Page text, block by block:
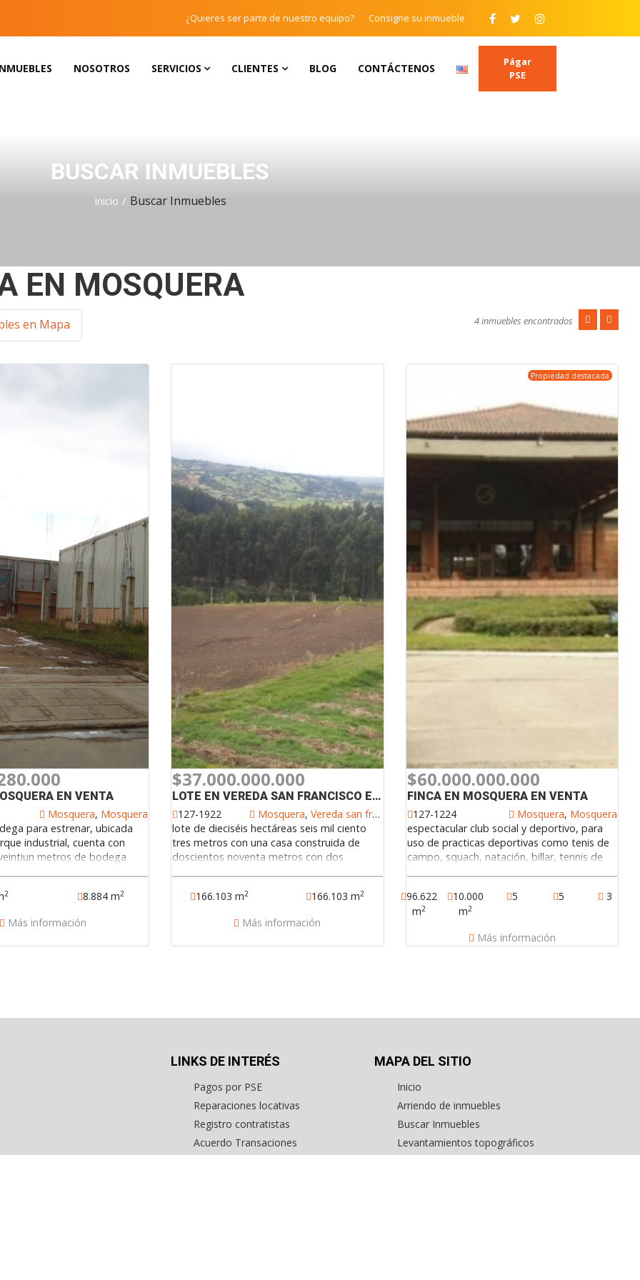
¿Quieres ser parte de nuestro equipo? Consigne su inmueble
NOSOTROS SERVICIOS CLIENTES BLOG CONTÁCTENOS
Págar
PSE
BUSCAR INMUEBLES
Inicio Buscar Inmuebles
EN MOSQUERA
en Mapa 4 inmuebles encontrados
EN VENTA
Mosquera, Mosquera
para estrenar, ubicada
industrial, cuenta con
metros de bodega
tarifa única de impuesto
exención de parafiscales,
para los ingresos de
2 8.884 m2
Más información
$37.000.000.000
LOTE EN VEREDA SAN FRANCISCO EN VENTA
127-1922
Mosquera,Vereda san francisco
lote de dieciséis hectáreas seis mil ciento
tres metros con una casa construida de
doscientos noventa metros con dos
negocios constructores contáctenos id
166.103 m2 166.103 m2
Más información
Propiedad destacada
$60.000.000.000
FINCA EN MOSQUERA EN VENTA
127-1224
Mosquera, Mosquera
espectacular club social y deportivo, para
uso de practicas deportivas como tenis de
campo, squach, natación, billar, tennis de
subestacion eléctrica y planta eléctrica de
emergencia, caldera con capacidad de 60
planta de tratamiento de aguas residuales,
96.622
m2
10.000
m2
5 5 3
Más información
LINKS DE INTERÉS
Pagos por PSE
Reparaciones locativas
Registro contratistas
Acuerdo Transaciones
MAPA DEL SITIO
Inicio
Arriendo de inmuebles
Buscar Inmuebles
Levantamientos topográficos